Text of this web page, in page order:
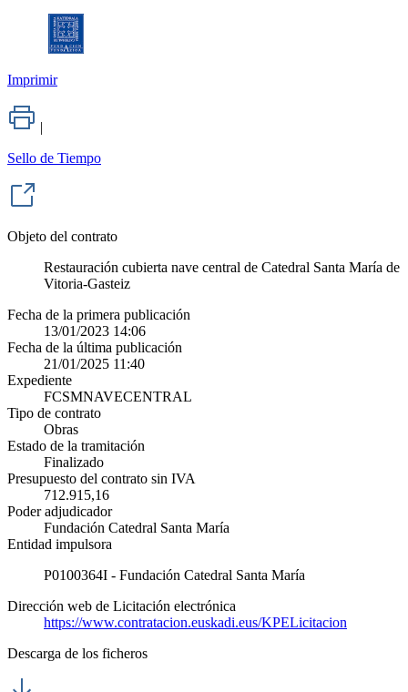
Imprimir
|
Sello de Tiempo
Objeto del contrato
Restauración cubierta nave central de Catedral Santa María de
Vitoria-Gasteiz
Fecha de la primera publicación
13/01/2023 14:06
Fecha de la última publicación
21/01/2025 11:40
Expediente
FCSMNAVECENTRAL
Tipo de contrato
Obras
Estado de la tramitación
Finalizado
Presupuesto del contrato sin IVA
712.915,16
Poder adjudicador
Fundación Catedral Santa María
Entidad impulsora
P0100364I - Fundación Catedral Santa María
Dirección web de Licitación electrónica
https://www.contratacion.euskadi.eus/KPELicitacion
Descarga de los ficheros